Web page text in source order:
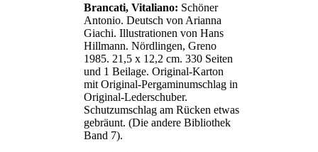
Brancati, Vitaliano: Schöner
Antonio. Deutsch von Arianna
Giachi. Illustrationen von Hans
Hillmann. Nördlingen, Greno
1985. 21,5 x 12,2 cm. 330 Seiten
und 1 Beilage. Original-Karton
mit Original-Pergaminumschlag in
Original-Lederschuber.
Schutzumschlag am Rücken etwas
gebräunt. (Die andere Bibliothek
Band 7).